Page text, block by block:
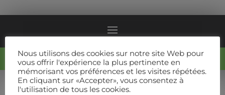
COPYRIGHT 2021,RECOLTES & NOUS
Nous utilisons des cookies sur notre site Web pour
vous offrir l'expérience la plus pertinente en
mémorisant vos préférences et les visites répétées.
En cliquant sur «Accepter», vous consentez à
l'utilisation de tous les cookies.